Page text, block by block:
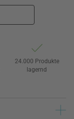
24.000 Produkte
lagernd